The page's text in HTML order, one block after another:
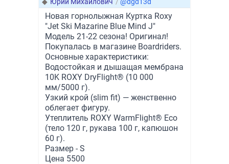
Новая горнолыжная Куртка Roxy
"Jet Ski Mazarine Blue Mind J"
Модель 21-22 сезона! Оригинал!
Покупалась в магазине Boardriders.
Основные характеристики:
Водостойкая и дышащая мембрана
10K ROXY DryFlight® (10 000
мм/5000 г).
Узкий крой (slim fit) — женственно
облегает фигуру.
Утеплитель ROXY WarmFlight® Eco
(тело 120 г, рукава 100 г, капюшон
60 г).
Размер - S
Цена 5500